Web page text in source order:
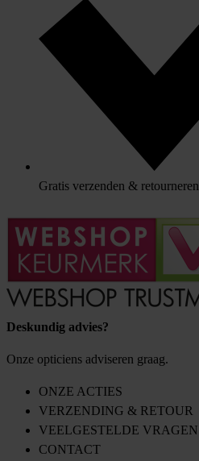
Gratis verzenden & retourneren
Deskundig advies?
Onze opticiens adviseren graag.
ONZE ACTIES
VERZENDING & RETOUR
VEELGESTELDE VRAGEN
CONTACT